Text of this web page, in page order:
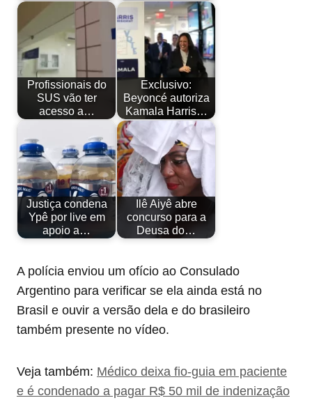
Profissionais do
SUS vão ter
acesso a…
Exclusivo:
Beyoncé autoriza
Kamala Harris…
Justiça condena
Ypê por live em
apoio a…
Ilê Aiyê abre
concurso para a
Deusa do…
A polícia enviou um ofício ao Consulado
Argentino para verificar se ela ainda está no
Brasil e ouvir a versão dela e do brasileiro
também presente no vídeo.
Veja também: Médico deixa fio-guia em paciente
e é condenado a pagar R$ 50 mil de indenização